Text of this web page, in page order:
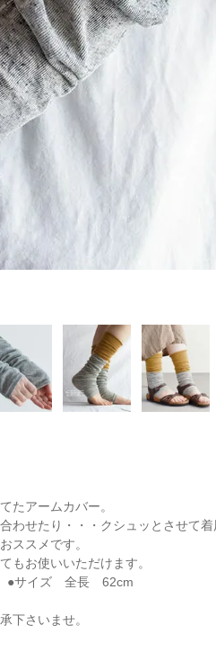
たアームカバー。
わせたり・・・クシュッとさせて着
ススメです。
もお使いいただけます。
サイズ 全長 62cm
下さいませ。